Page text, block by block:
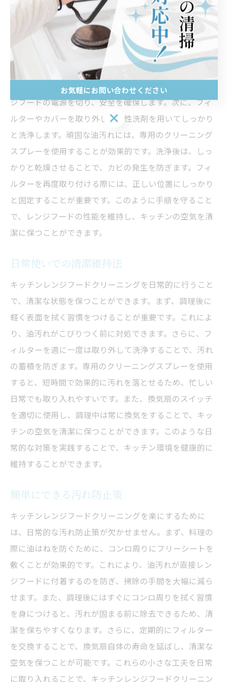
換気扇を清潔に保つための方法
レンジフードクリーニングの効果的な手順
キッチンレンジフードクリーニングは、定期的に実施す
ることでその効果を最大限に引き出せます。まず、レン
ジフードの電源を切り、安全を確保します。次に、フィ
ルターやカバーを取り外し、中性洗剤を用いてしっかり
と洗浄します。頑固な油汚れには、専用のクリーニング
スプレーを使用することが効果的です。洗浄後は、しっ
かりと乾燥させることで、カビの発生を防ぎます。フィ
ルターを再度取り付ける際には、正しい位置にしっかり
と固定することが重要です。このように手順を守ること
で、レンジフードの性能を維持し、キッチンの空気を清
潔に保つことができます。
日常使いでの清潔維持法
キッチンレンジフードクリーニングを日常的に行うこと
で、清潔な状態を保つことができます。まず、調理後に
軽く表面を拭く習慣をつけることが重要です。これによ
り、油汚れがこびりつく前に対処できます。さらに、フ
ィルターを週に一度は取り外して洗浄することで、汚れ
の蓄積を防ぎます。専用のクリーニングスプレーを使用
すると、短時間で効果的に汚れを落とせるため、忙しい
日常でも取り入れやすいです。また、換気扇のスイッチ
を適切に使用し、調理中は常に換気をすることで、キッ
チンの空気を清潔に保つことができます。このような日
常的な対策を実践することで、キッチン環境を健康的に
維持することができます。
簡単にできる汚れ防止策
キッチンレンジフードクリーニングを楽にするために
は、日常的な汚れ防止策が欠かせません。まず、料理の
際に油はねを防ぐために、コンロ周りにフリーシートを
敷くことが効果的です。これにより、油汚れが直接レン
ジフードに付着するのを防ぎ、掃除の手間を大幅に減ら
せます。また、調理後にはすぐにコンロ周りを拭く習慣
を身につけると、汚れが固まる前に除去できるため、清
潔を保ちやすくなります。さらに、定期的にフィルター
を交換することで、換気扇自体の寿命を延ばし、清潔な
空気を保つことが可能です。これらの小さな工夫を日常
に取り入れることで、キッチンレンジフードクリーニン
お気軽にお問い合わせください
お気軽にお問い合わせください